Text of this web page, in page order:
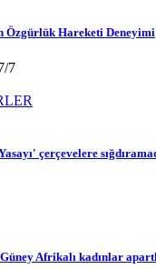
Özgürlük Hareketi Deneyimi
7
çerçevelere
Afrikalı kadınlar